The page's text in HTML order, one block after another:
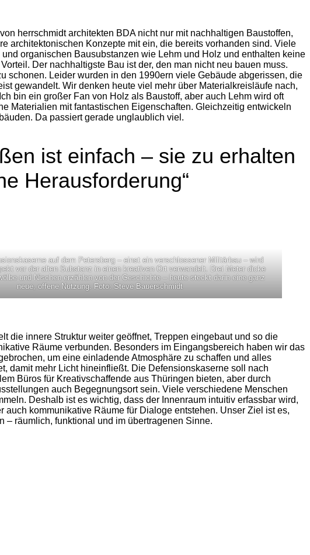
herrschmidt architekten BDA nicht nur mit nachhaltigen Baustoffen,
architektonischen Konzepte mit ein, die bereits vorhanden sind. Viele
organischen Bausubstanzen wie Lehm und Holz und enthalten keine
Der nachhaltigste Bau ist der, den man nicht neu bauen muss.
schonen. Leider wurden in den 1990ern viele Gebäude abgerissen, die
gewandelt. Wir denken heute viel mehr über Materialkreisläufe nach,
bin ein großer Fan von Holz als Baustoff, aber auch Lehm wird oft
Materialien mit fantastischen Eigenschaften. Gleichzeitig entwickeln
Da passiert gerade unglaublich viel.
ist einfach – sie zu erhalten
Herausforderung“
auf dem Petersberg – einst ein verschlossener Militärbau – wird
vor der alten Substanz in einen kreativen Ort verwandelt. Drei Meter dicke
und Nischen erzählen von der Geschichte – heute steckt darin eine ganz
neue, offene Nutzung. Foto: Steve Bauerschmidt
die innere Struktur weiter geöffnet, Treppen eingebaut und so die
Räume verbunden. Besonders im Eingangsbereich haben wir das
um eine einladende Atmosphäre zu schaffen und alles
damit mehr Licht hineinfließt. Die Defensionskaserne soll nach
Büros für Kreativschaffende aus Thüringen bieten, aber durch
auch Begegnungsort sein. Viele verschiedene Menschen
Deshalb ist es wichtig, dass der Innenraum intuitiv erfassbar wird,
auch kommunikative Räume für Dialoge entstehen. Unser Ziel ist es,
– räumlich, funktional und im übertragenen Sinne.